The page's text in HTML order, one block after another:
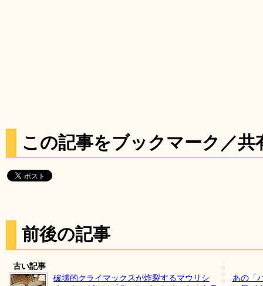
この記事をブックマーク／共
前後の記事
古い記事
破壊的クライマックスが炸裂するマウリシ
あの「